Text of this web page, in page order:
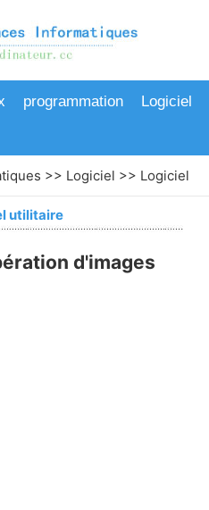
programmation
Logiciel
>> Logiciel >> Logiciel
utilitaire
d'images